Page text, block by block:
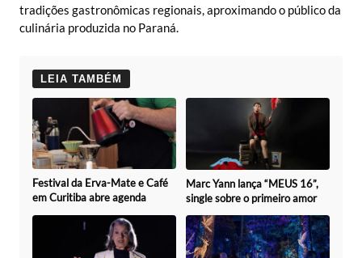
tradições gastronômicas regionais, aproximando o público da
culinária produzida no Paraná.
LEIA TAMBÉM
Festival da Erva-Mate e Café
em Curitiba abre agenda
Marc Yann lança “MEUS 16”,
single sobre o primeiro amor